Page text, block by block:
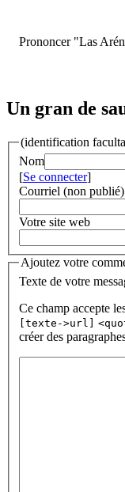
Prononcer "Las
Un gran de
(identification
Nom
[Se connecter]
Courriel (non publié)
Votre site web
Ajoutez votre
Texte de votre
Ce champ accepte
[texte->url]
créer des